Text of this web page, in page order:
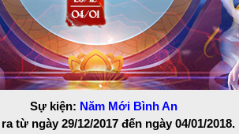
Sự kiện: Năm Mới Bình An
từ ngày 29/12/2017đến ngày 04/01/2018.